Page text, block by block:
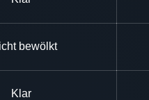
bewölkt
Klar